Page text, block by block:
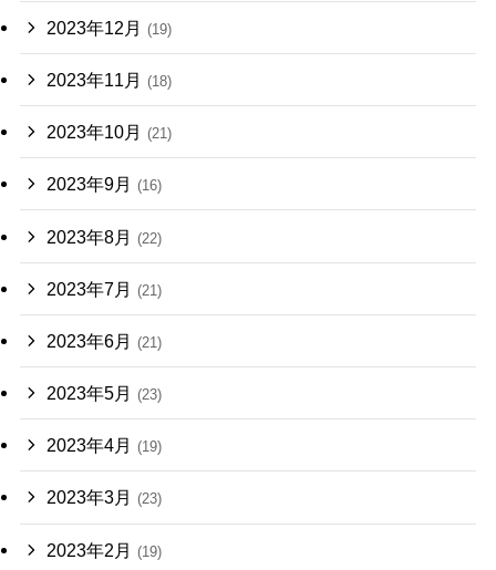
2023年12月 (19)
2023年11月 (18)
2023年10月 (21)
2023年9月 (16)
2023年8月 (22)
2023年7月 (21)
2023年6月 (21)
2023年5月 (23)
2023年4月 (19)
2023年3月 (23)
2023年2月 (19)